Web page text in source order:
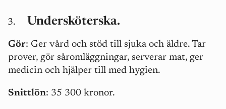
Undersköterska.
Gör: Ger vård och stöd till sjuka och äldre. Tar
prover, gör såromläggningar, serverar mat, ger
medicin och hjälper till med hygien.
Snittlön: 35 300 kronor.